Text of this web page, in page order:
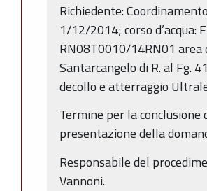
Richiedente:
1/12/2014; corso d’acqua:
RN08T0010/14RN01 area
Santarcangelo di R. al Fg.
decollo e atterraggio
Termine per la
presentazione della
Responsabile del
Vannoni.